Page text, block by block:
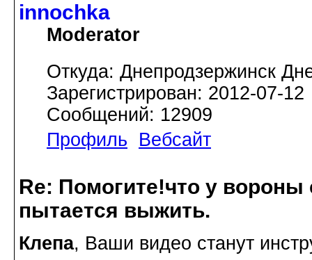
innochka
Moderator
Откуда: Днепродзержинск
Зарегистрирован: 2012-07-12
Сообщений: 12909
Профиль
Вебсайт
Re: Помогите!что у
пытается выжить.
Клепа, Ваши видео станут